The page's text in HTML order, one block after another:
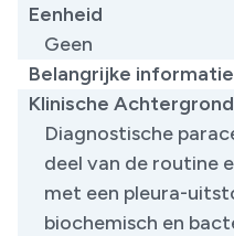
Eenheid
Geen
Belangrijke informatie
Klinische Achtergrond
Diagnostische
deel van de routine
met een pleura-
biochemisch en